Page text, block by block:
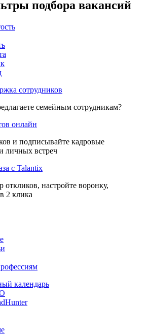
подбора вакансий
сотрудников
семейным сотрудникам?
онлайн
и подписывайте кадровые
личных встреч
с Talantix
откликов, настройте воронку,
2 клика
календарь